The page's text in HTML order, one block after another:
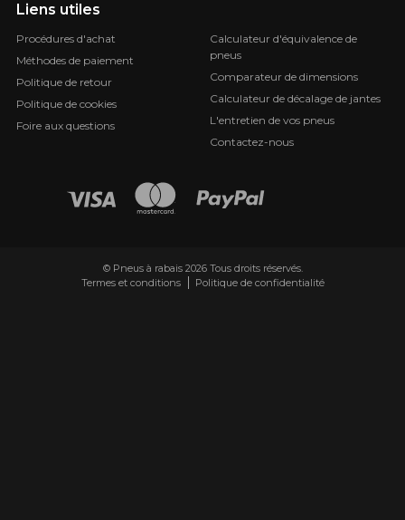
Liens utiles
Procédures d'achat
Méthodes de paiement
Politique de retour
Politique de cookies
Foire aux questions
Calculateur d'équivalence de
pneus
Comparateur de dimensions
Calculateur de décalage de jantes
L'entretien de vos pneus
Contactez-nous
© Pneus à rabais 2026 Tous droits réservés.
Termes et conditions
Politique de confidentialité